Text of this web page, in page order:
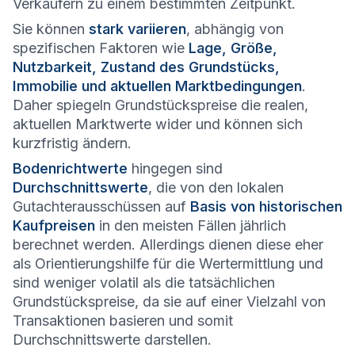
Verkäufern zu einem bestimmten Zeitpunkt.
Sie können stark variieren, abhängig von
spezifischen Faktoren wie Lage, Größe,
Nutzbarkeit, Zustand des Grundstücks,
Immobilie und aktuellen Marktbedingungen.
Daher spiegeln Grundstückspreise die realen,
aktuellen Marktwerte wider und können sich
kurzfristig ändern.
Bodenrichtwerte hingegen sind
Durchschnittswerte, die von den lokalen
Gutachterausschüssen auf Basis von historischen
Kaufpreisen in den meisten Fällen jährlich
berechnet werden. Allerdings dienen diese eher
als Orientierungshilfe für die Wertermittlung und
sind weniger volatil als die tatsächlichen
Grundstückspreise, da sie auf einer Vielzahl von
Transaktionen basieren und somit
Durchschnittswerte darstellen.